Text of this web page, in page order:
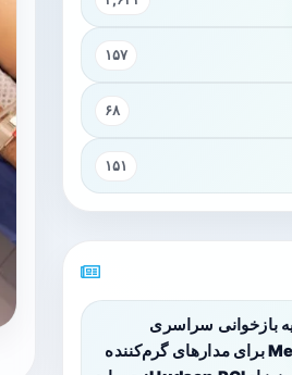
۱۵۷
۶۸
۱۵۱
بازخوانی سراسری
Medline برای مدارهای گرم‌کننده